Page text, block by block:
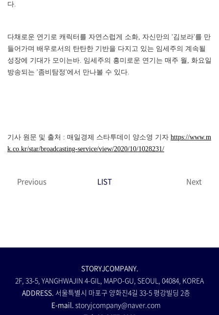
다.
다채로운 연기로 캐릭터를 자연스럽게 소화, 자신만의 '김보라'를 만
들어가며 배우로서의 탄탄한 기반을 다지고 있는 임세주의 계속될
성장에 기대가 모이는바. 임세주의 흥미로운 연기는 매주 월, 화요일
방송되는 '좀비탐정'에서 만나볼 수 있다.
기사 원문 및 출처 : 매일경제 스타투데이 양소영 기자 https://www.m
k.co.kr/star/broadcasting-service/view/2020/10/1028231/
Previous LIST Next
STORYJCOMPANY.
2F, 33-5, YANGHWAJIN 4-GIL, MAPO-GU, SEOUL, 04084, KOREA
ADDRESS. 서울특별시 마포구 양화진4길 33-5 평강빌딩 2층
E-mail. storyjcompany@naver.com